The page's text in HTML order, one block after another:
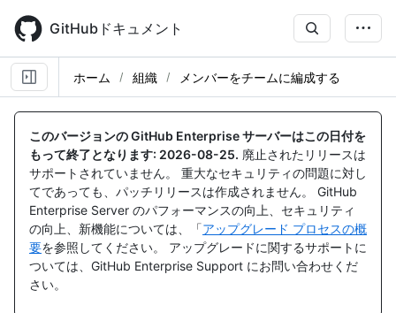
main
content
GitHubドキュメント
ホーム 組織 メンバーをチームに編成する
このバージョンの GitHub Enterprise サーバーはこの日付を
もって終了となります: 2026-08-25. 廃止されたリリースは
サポートされていません。 重大なセキュリティの問題に対し
てであっても、パッチリリースは作成されません。 GitHub
Enterprise Server のパフォーマンスの向上、セキュリティ
の向上、新機能については、「アップグレード プロセスの概
要を参照してください。 アップグレードに関するサポートに
ついては、GitHub Enterprise Support にお問い合わせくだ
さい。